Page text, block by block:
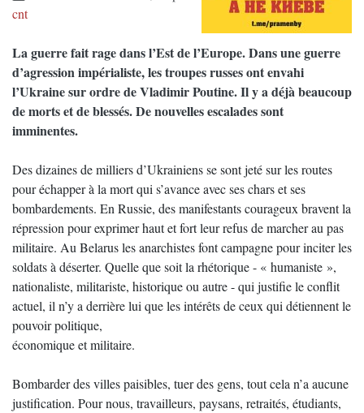
cnt
La guerre fait rage dans l’Est de l’Europe. Dans une guerre
d’agression impérialiste, les troupes russes ont envahi
l’Ukraine sur ordre de Vladimir Poutine. Il y a déjà beaucoup
de morts et de blessés. De nouvelles escalades sont
imminentes.
Des dizaines de milliers d’Ukrainiens se sont jeté sur les routes
pour échapper à la mort qui s’avance avec ses chars et ses
bombardements. En Russie, des manifestants courageux bravent la
répression pour exprimer haut et fort leur refus de marcher au pas
militaire. Au Belarus les anarchistes font campagne pour inciter les
soldats à déserter. Quelle que soit la rhétorique - « humaniste »,
nationaliste, militariste, historique ou autre - qui justifie le conflit
actuel, il n’y a derrière lui que les intérêts de ceux qui détiennent le
pouvoir politique,
économique et militaire.
Bombarder des villes paisibles, tuer des gens, tout cela n’a aucune
justification. Pour nous, travailleurs, paysans, retraités, étudiants,